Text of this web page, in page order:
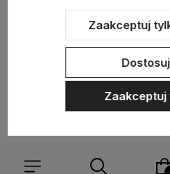
Sklep internetowy Shoper.pl
Zaakceptuj
Zaakceptuj